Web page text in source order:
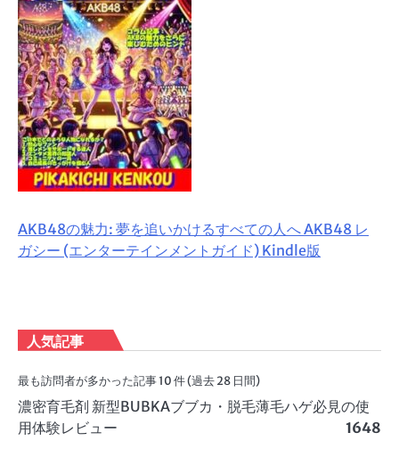
AKB48の魅力: 夢を追いかけるすべての人へ AKB48 レ
ガシー (エンターテインメントガイド) Kindle版
人気記事
最も訪問者が多かった記事 10 件 (過去 28 日間)
濃密育毛剤 新型BUBKAブブカ・脱毛薄毛ハゲ必見の使
用体験レビュー
1648